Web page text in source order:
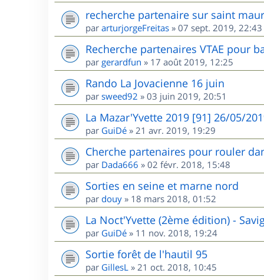
recherche partenaire sur saint
par arturjorgeFreitas » 07 sept. 2019, 22:43
Recherche partenaires VTAE pour
par gerardfun » 17 août 2019, 12:25
Rando La Jovacienne 16 juin
par sweed92 » 03 juin 2019, 20:51
La Mazar'Yvette 2019 [91] 26/05/
par GuiDé » 21 avr. 2019, 19:29
Cherche partenaires pour rouler
par Dada666 » 02 févr. 2018, 15:48
Sorties en seine et marne nord
par douy » 18 mars 2018, 01:52
La Noct'Yvette (2ème édition) -
par GuiDé » 11 nov. 2018, 19:24
Sortie forêt de l'hautil 95
par GillesL » 21 oct. 2018, 10:45